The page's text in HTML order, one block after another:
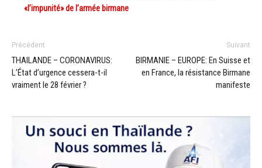
«l’impunité» de l’armée birmane
Précédent
THAILANDE – CORONAVIRUS:
L’État d’urgence cessera-t-il
vraiment le 28 février ?
Suivant
BIRMANIE – EUROPE: En Suisse et
en France, la résistance Birmane
manifeste